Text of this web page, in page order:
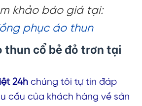
khảo báo giá tại:
phục áo thun
thun cổ bẻ đỏ trơntại
24h chúng tôi tự tin đáp
cầu của khách hàng về sản